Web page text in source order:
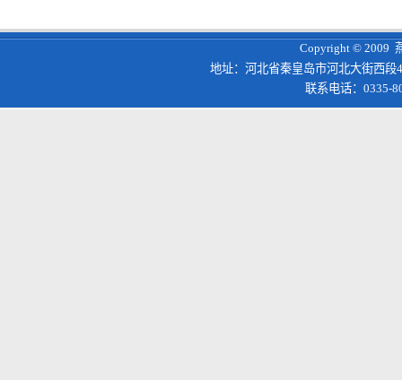
Copyright © 2009
地址：河北省秦皇岛市河北大街西段
联系电话：